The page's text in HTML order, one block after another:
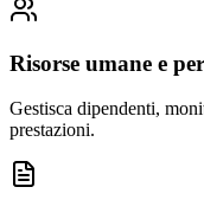
Risorse umane e
Gestisca dipendenti,
prestazioni.